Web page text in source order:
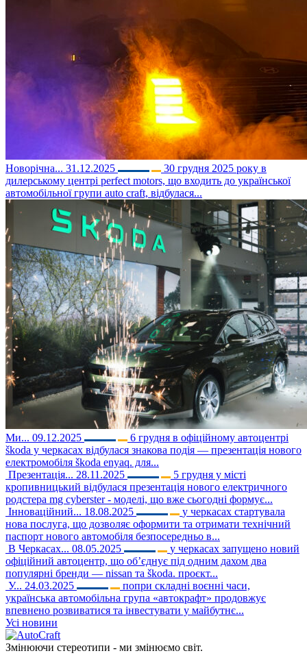
Новорічна... 31.12.2025
30 грудня 2025 року в
дилерському центрі perfect motors, що входить до української
автомобільної групи auto craft, відбулася...
Ми... 09.12.2025
6 грудня в офіційному автоцентрі
škoda у черкасах відбулася знакова подія — презентація нового
електромобіля škoda enyaq. для...
Презентація... 28.11.2025
5 грудня у місті
кропивницький відбулася презентація нового електричного
родстера mg cyberster - моделі, що вже сьогодні формує...
Інноваційний... 18.08.2025
у черкасах стартувала
нова послуга, що дозволяє оформити та отримати технічний
паспорт нового автомобіля безпосередньо в...
В Черкасах... 08.05.2025
у черкасах запущено новий
офіційний автоцентр, що об’єднує під одним дахом два
популярні бренди — nissan та škoda. проєкт...
У... 24.03.2025
попри складні воєнні часи,
українська автомобільна група «автокрафт» продовжує
впевнено розвиватися та інвестувати у майбутнє...
Усі новини
Змінюючи стереотипи - ми змінюємо світ.